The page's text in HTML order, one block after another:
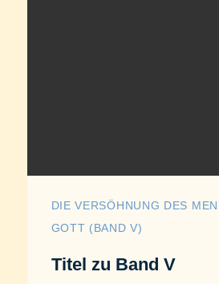
DIE VERSÖHNUNG DES
GOTT (BAND V)
Titel zu Band V